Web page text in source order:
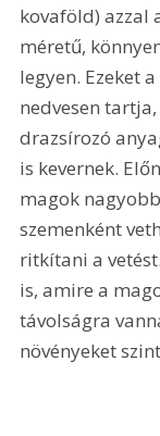
kovaföld) azzal
méretű,
legyen. Ezeket
nedvesen
drazsírozó
is kevernek.
magok
szemenként
ritkítani a
is, amire a
távolságra
növényeket